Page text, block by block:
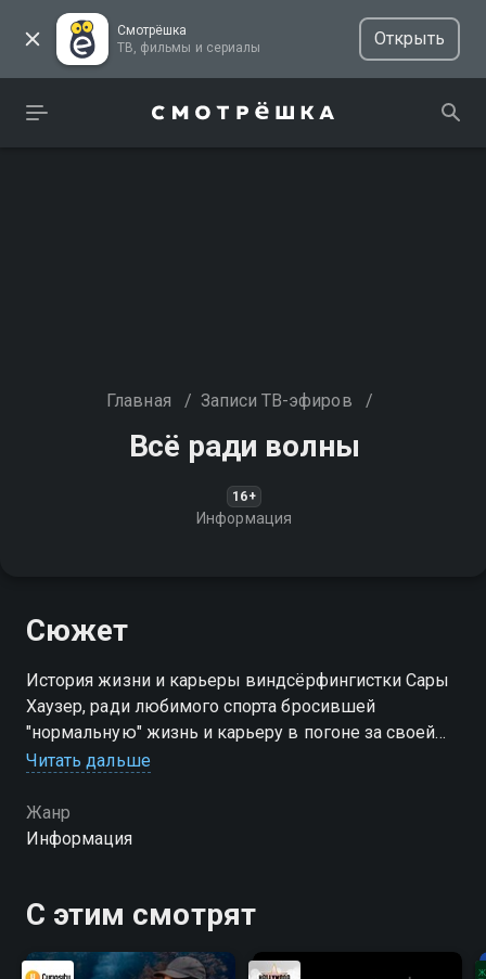
Смотрёшка
ТВ, фильмы и сериалы
Открыть
Главная / Записи ТВ-эфиров /
Всё ради волны
16+
Информация
Сюжет
История жизни и карьеры виндсёрфингистки Сары
Хаузер, ради любимого спорта бросившей
"нормальную" жизнь и карьеру в погоне за своей
мечтой. Прекрасный пример того, как
успеху и завоевать признание
Читать дальше
Жанр
Информация
С этим смотрят